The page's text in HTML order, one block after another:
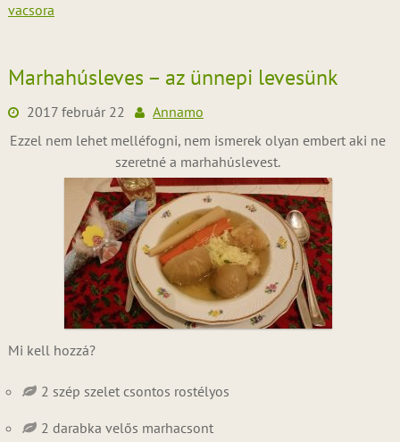
vacsora
Marhahúsleves – az ünnepi levesünk
2017 február 22
Annamo
Ezzel nem lehet melléfogni, nem ismerek olyan embert aki ne
szeretné a marhahúslevest.
Mi kell hozzá?
2 szép szelet csontos rostélyos
2 darabka velős marhacsont